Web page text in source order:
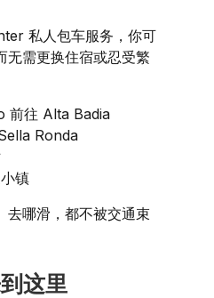
私人包车服务，你可
无需更换住宿或忍受繁
前往 Alta Badia
Ronda
镇
去哪滑，都不被交通束
这里